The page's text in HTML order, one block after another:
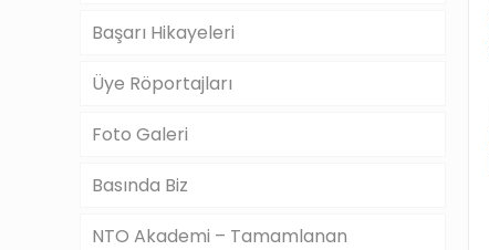
Başarı Hikayeleri
Üye Röportajları
Foto Galeri
Basında Biz
NTO Akademi – Tamamlanan